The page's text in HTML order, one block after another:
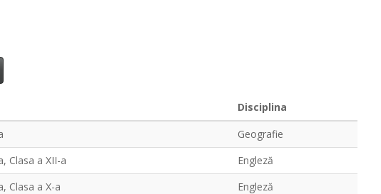
Disciplina
Geografie
Clasa a XII-a
Engleză
Clasa a X-a
Engleză